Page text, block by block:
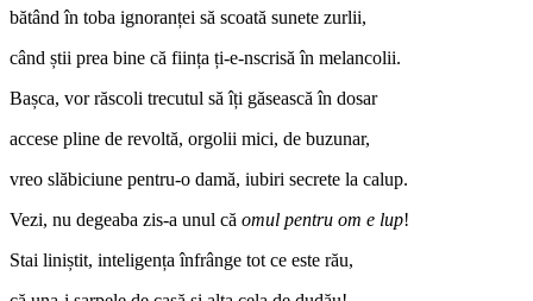
bătând în toba ignoranței să scoată sunete zurlii,
când știi prea bine că ființa ți-e-nscrisă în melancolii.
Bașca, vor răscoli trecutul să îți găsească în dosar
accese pline de revoltă, orgolii mici, de buzunar,
vreo slăbiciune pentru-o damă, iubiri secrete la calup.
Vezi, nu degeaba zis-a unul că omul pentru om e lup!
Stai liniștit, inteligența înfrânge tot ce este rău,